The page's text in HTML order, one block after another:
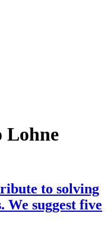
Lohne
to solving
We suggest five